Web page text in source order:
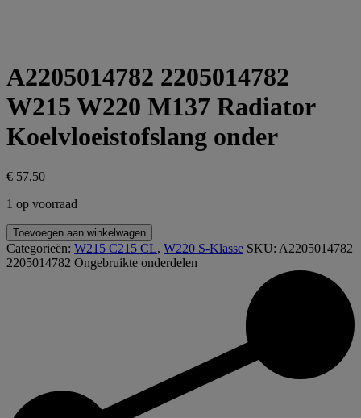
A2205014782 2205014782
W215 W220 M137 Radiator
Koelvloeistofslang onder
€ 57,50
1 op voorraad
A2205014782
2205014782
W215
Toevoegen aan winkelwagen
Categorieën: W215 C215 CL, W220 S-Klasse SKU: A2205014782
2205014782 Ongebruikte onderdelen